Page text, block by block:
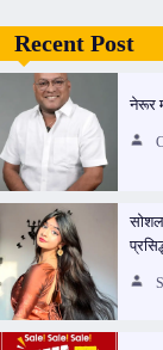
Recent Post
नेरूर
सोशल